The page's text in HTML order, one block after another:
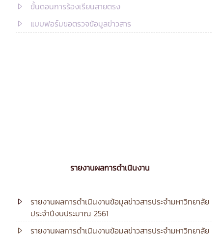
ขั้นตอนการร้องเรียนสายตรง
แบบฟอร์มขอตรวจข้อมูลข่าวสาร
รายงานผลการดำเนินงาน
รายงานผลการดำเนินงานข้อมูลข่าวสารประจำมหาวิทยาลัย
ประจำปีงบประมาณ 2561
รายงานผลการดำเนินงานข้อมูลข่าวสารประจำมหาวิทยาลัย